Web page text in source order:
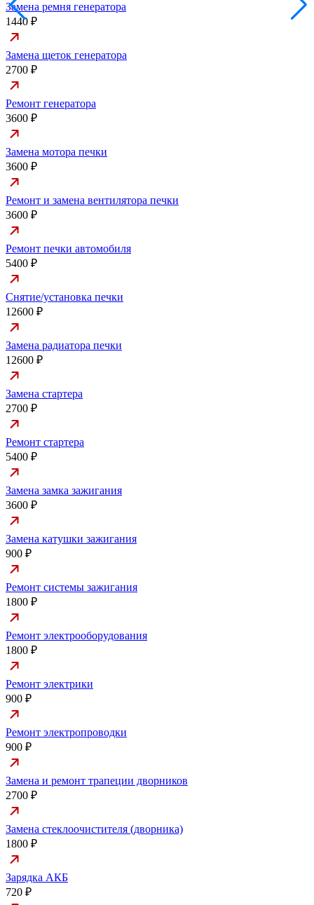
Замена ремня генератора
1440 ₽
Замена щеток генератора
2700 ₽
Ремонт генератора
3600 ₽
Замена мотора печки
3600 ₽
Ремонт и замена вентилятора печки
3600 ₽
Ремонт печки автомобиля
5400 ₽
Снятие/установка печки
12600 ₽
Замена радиатора печки
12600 ₽
Замена стартера
2700 ₽
Ремонт стартера
5400 ₽
Замена замка зажигания
3600 ₽
Замена катушки зажигания
900 ₽
Ремонт системы зажигания
1800 ₽
Ремонт электрооборудования
1800 ₽
Ремонт электрики
900 ₽
Ремонт электропроводки
900 ₽
Замена и ремонт трапеции дворников
2700 ₽
Замена стеклоочистителя (дворника)
1800 ₽
Зарядка АКБ
720 ₽